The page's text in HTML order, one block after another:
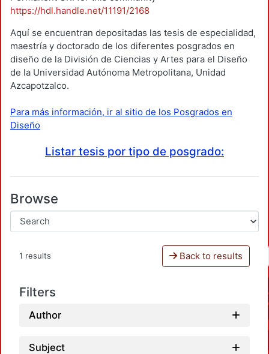
https://hdl.handle.net/11191/2168
Aquí se encuentran depositadas las tesis de especialidad,
maestría y doctorado de los diferentes posgrados en
diseño de la División de Ciencias y Artes para el Diseño
de la Universidad Autónoma Metropolitana, Unidad
Azcapotzalco.
Para más información, ir al sitio de los Posgrados en
Diseño
Listar tesis por tipo de posgrado:
Browse
1 results Back to results
Filters
Author
Subject